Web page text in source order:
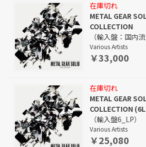
在庫切れ
METAL GEAR
COLLECTION
（輸入盤：国内
Various Artists
￥33,000
在庫切れ
METAL GEAR
COLLECTION
（輸入盤6_LP）
Various Artists
￥25,080